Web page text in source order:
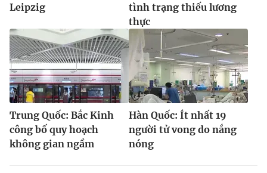
Leipzig
tình trạng thiếu lương
thực
Trung Quốc: Bắc Kinh
công bố quy hoạch
không gian ngầm
Hàn Quốc: Ít nhất 19
người tử vong do nắng
nóng